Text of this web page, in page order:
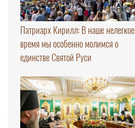
Патриарх Кирилл: В наше нелегкое
время мы особенно молимся о
единстве Святой Руси